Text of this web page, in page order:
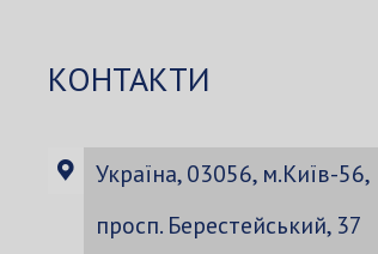
КОНТАКТИ
Україна, 03056, м.Київ-56,
просп. Берестейський, 37